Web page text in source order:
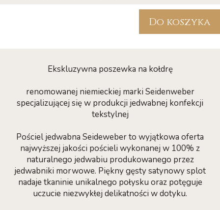
Do koszyka
Ekskluzywna poszewka na kołdrę
renomowanej niemieckiej marki Seidenweber
specjalizującej się w produkcji jedwabnej konfekcji
tekstylnej
Pościel jedwabna Seideweber to wyjątkowa oferta
najwyższej jakości pościeli wykonanej w 100% z
naturalnego jedwabiu produkowanego przez
jedwabniki morwowe. Piękny gęsty satynowy splot
nadaje tkaninie unikalnego połysku oraz potęguje
uczucie niezwykłej delikatności w dotyku.